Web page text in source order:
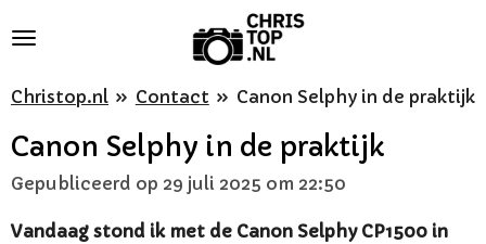
naar
hoofdinhoud
Christop.nl » Contact » Canon Selphy in de praktijk
Canon Selphy in de praktijk
Gepubliceerd op 29 juli 2025 om 22:50
Vandaag stond ik met de Canon Selphy CP1500 in